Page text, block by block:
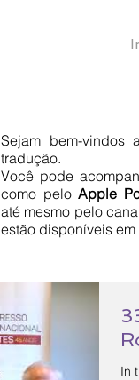
Sejam bem-vindos
tradução.
​Você pode
como peloApple
até mesmo pelo
estão disponíveis em
In